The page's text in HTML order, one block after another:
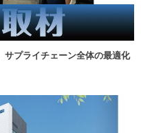
サプライチェーン全体の最適化